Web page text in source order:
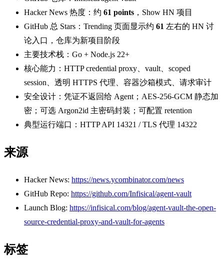
Hacker News 热度：约 61 points ，Show HN 项目
GitHub 总 Stars：Trending 页面显示约 61 左右的 HN 讨
论入口，仓库为新项目阶段
主要技术栈：Go + Node.js 22+
核心能力：HTTP credential proxy、vault、scoped
session、透明 HTTPS 代理、容器沙箱模式、请求审计
安全设计：凭证不返回给 Agent；AES-256-GCM 静态加
密；可选 Argon2id 主密码封装；可配置 retention
典型运行端口：HTTP API 14321 / TLS 代理 14322
来源
Hacker News: https://news.ycombinator.com/news
GitHub Repo: https://github.com/Infisical/agent-vault
Launch Blog: https://infisical.com/blog/agent-vault-the-open-
source-credential-proxy-and-vault-for-agents
标签